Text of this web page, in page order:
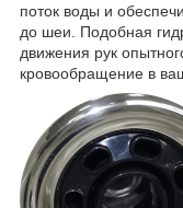
поток воды и
до шеи. Подобная
движения рук
кровообращение в